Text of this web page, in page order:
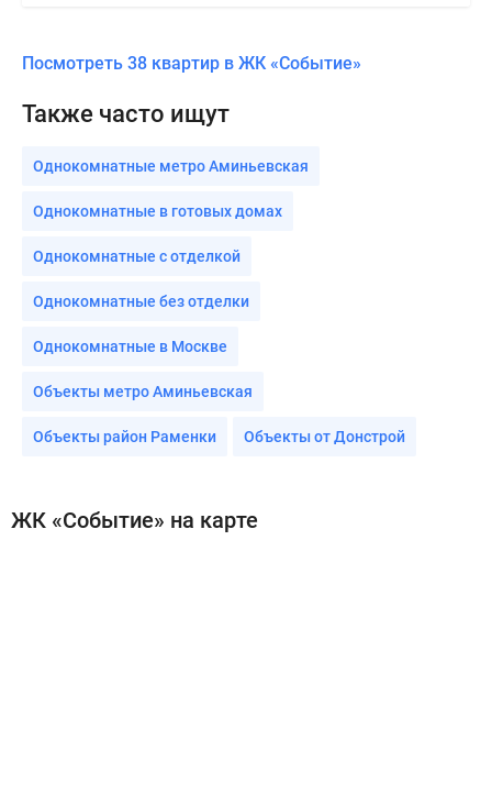
Посмотреть 38 квартир в ЖК «Событие»
Также часто ищут
Однокомнатные метро Аминьевская
Однокомнатные в готовых домах
Однокомнатные с отделкой
Однокомнатные без отделки
Однокомнатные в Москве
Объекты метро Аминьевская
Объекты район Раменки Объекты от Донстрой
ЖК «Событие» на карте